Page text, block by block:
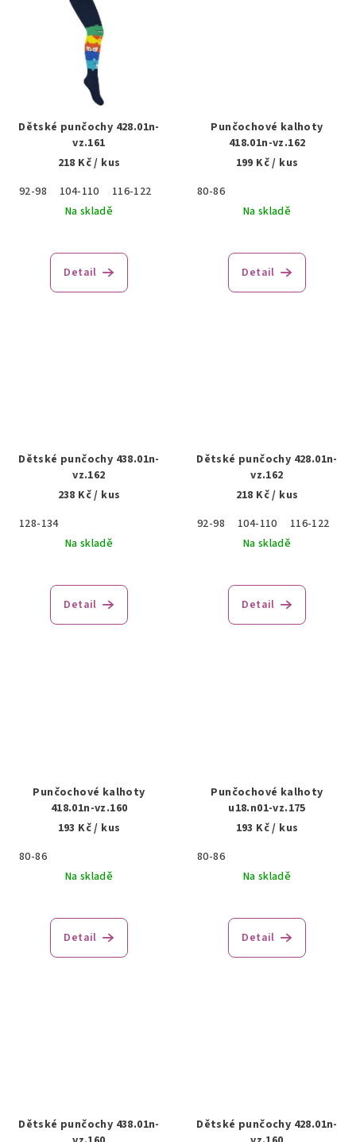
Dětské punčochy 428.01n-
vz.161
218 Kč/ kus
92-98
104-110
116-122
Na skladě
Detail
Punčochové kalhoty
418.01n-vz.162
199 Kč/ kus
80-86
Na skladě
Detail
Dětské punčochy 438.01n-
vz.162
238 Kč/ kus
128-134
Na skladě
Detail
Dětské punčochy 428.01n-
vz.162
218 Kč/ kus
92-98
104-110
116-122
Na skladě
Detail
Punčochové kalhoty
418.01n-vz.160
193 Kč/ kus
80-86
Na skladě
Detail
Punčochové kalhoty
u18.n01-vz.175
193 Kč/ kus
80-86
Na skladě
Detail
Dětské punčochy 438.01n-
Dětské punčochy 428.01n-